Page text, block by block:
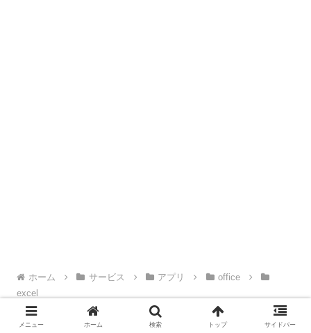
ホーム サービス アプリ
office
excel
メニュー ホーム 検索 トップ サイドバー